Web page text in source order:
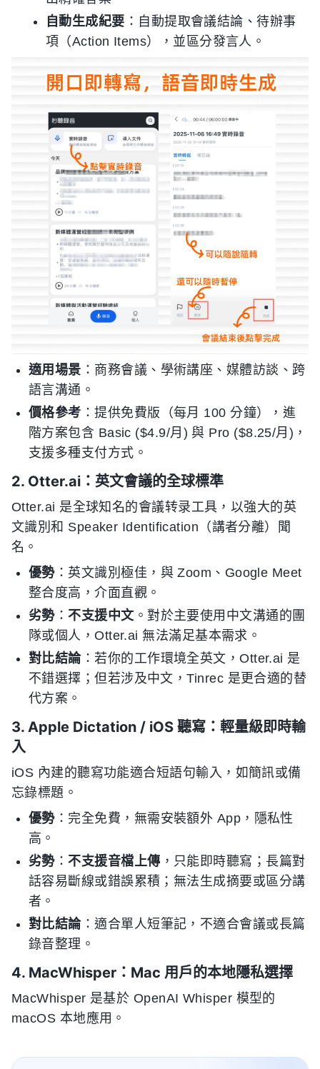
自動生成紀要 ：自動提取會議結論、待辦事
項（Action Items），並區分發言人。
適用場景 ：商務會議、學術講座、媒體訪談、跨
語言溝通。
價格參考 ：提供免費版（每月 100 分鐘），進
階方案包含 Basic ($4.9/月) 與 Pro ($8.25/月)，
支援多種支付方式。
2. Otter.ai：英文會議的全球標準
Otter.ai 是全球知名的會議转录工具，以強大的英
文識別和 Speaker Identification（講者分離）聞
名。
優勢：英文識別極佳，與 Zoom、Google Meet
整合度高，介面直觀。
劣勢：不支援中文。對於主要使用中文溝通的團
隊或個人，Otter.ai 無法滿足基本需求。
對比結論：若你的工作環境全英文，Otter.ai 是
不錯選擇；但若涉及中文，Tinrec 是更合適的替
代方案。
3. Apple Dictation / iOS 聽寫：輕量級即時輸
入
iOS 內建的聽寫功能適合短語句輸入，如簡訊或備
忘錄標題。
優勢：完全免費，無需安裝額外 App，隱私性
高。
劣勢：不支援音檔上傳 ，只能即時聽寫；長篇對
話容易斷線或錯誤累積；無法生成摘要或區分講
者。
對比結論：適合單人短筆記，不適合會議或長篇
錄音整理。
4. MacWhisper：Mac 用戶的本地隱私選擇
MacWhisper 是基於 OpenAI Whisper 模型的
macOS 本地應用。